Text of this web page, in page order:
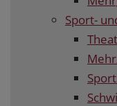
Sport-